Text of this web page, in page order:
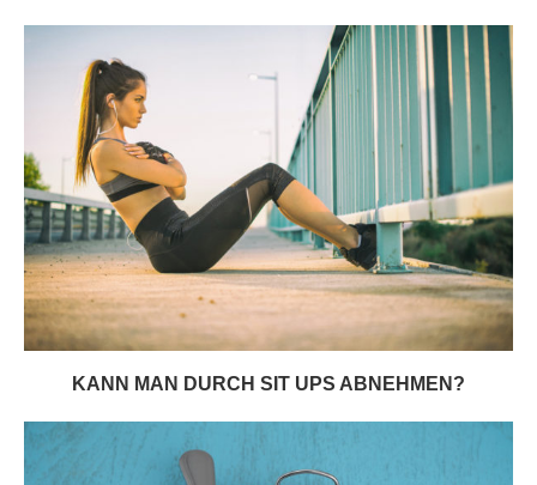
KANN MAN DURCH SIT UPS ABNEHMEN?